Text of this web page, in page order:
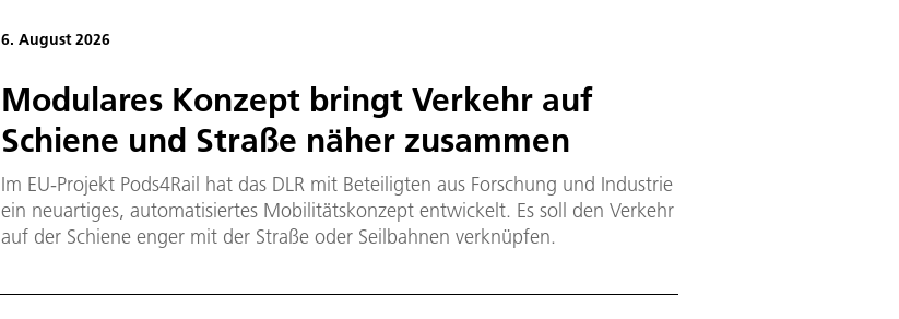
6. August 2026
Modulares Konzept bringt Verkehr auf
Schiene und Straße näher zusammen
Im EU-Projekt Pods4Rail hat das DLR mit Beteiligten aus Forschung und Industrie
ein neuartiges, automatisiertes Mobilitätskonzept entwickelt. Es soll den Verkehr
auf der Schiene enger mit der Straße oder Seilbahnen verknüpfen.